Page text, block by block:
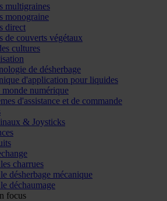
multigraines
monograine
direct
de couverts végétaux
cultures
de désherbage
d'application pour liquides
numérique
d'assistance et de commande
& Joysticks
charrues
désherbage mécanique
déchaumage
focus